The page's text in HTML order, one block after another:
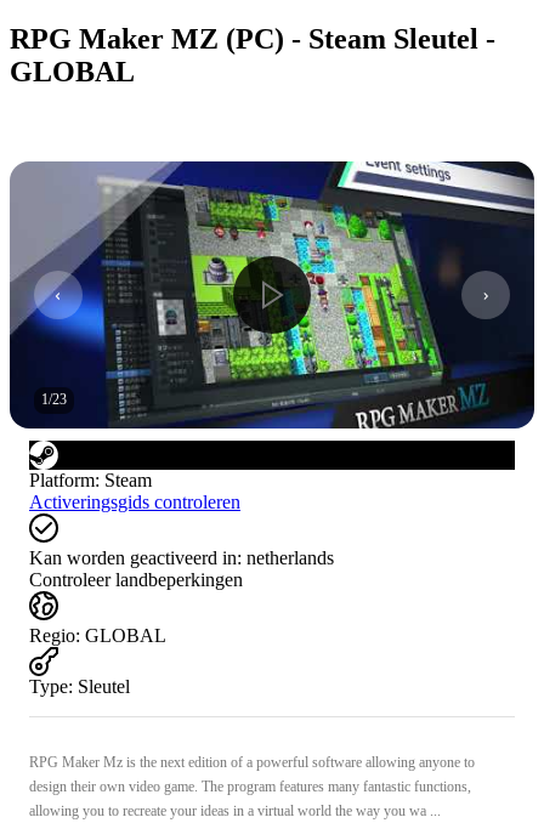
RPG Maker MZ (PC) - Steam Sleutel -
GLOBAL
1/23
Platform: Steam
Activeringsgids controleren
Kan worden geactiveerd in: netherlands
Controleer landbeperkingen
Regio: GLOBAL
Type: Sleutel
RPG Maker Mz is the next edition of a powerful software allowing anyone to
design their own video game. The program features many fantastic functions,
allowing you to recreate your ideas in a virtual world the way you wa ...